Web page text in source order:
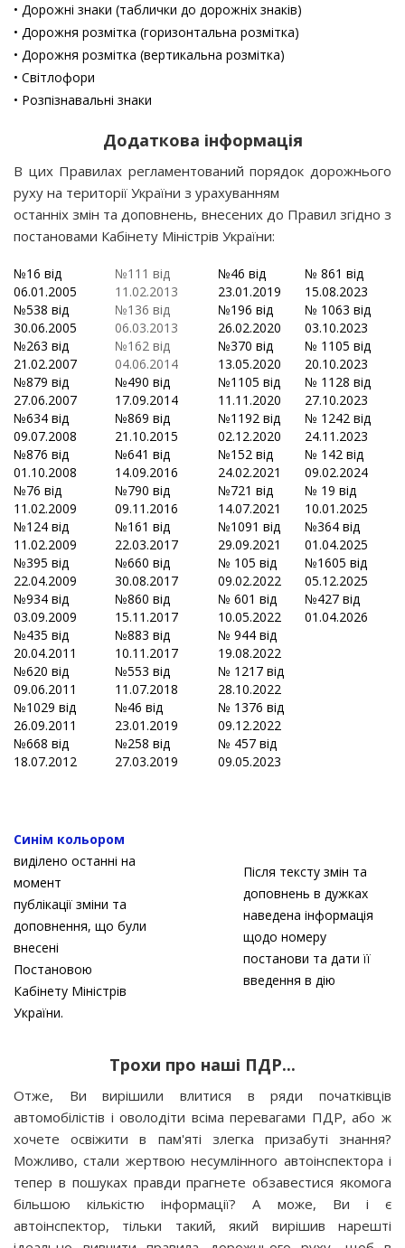
• Дорожні знаки (таблички до дорожніх знаків)
• Дорожня розмітка (горизонтальна розмітка)
• Дорожня розмітка (вертикальна розмітка)
• Світлофори
• Розпізнавальні знаки
Додаткова інформація
В цих Правилах регламентований порядок дорожнього
руху на території України з урахуванням
останніх змін та доповнень, внесених до Правил згідно з
постановами Кабінету Міністрів України:
№16 від
06.01.2005
№111 від
11.02.2013
№46 від
23.01.2019
№ 861 від
15.08.2023
№538 від
30.06.2005
№136 від
06.03.2013
№196 від
26.02.2020
№ 1063 від
03.10.2023
№263 від
21.02.2007
№162 від
04.06.2014
№370 від
13.05.2020
№ 1105 від
20.10.2023
№879 від
27.06.2007
№490 від
17.09.2014
№1105 від
11.11.2020
№ 1128 від
27.10.2023
№634 від
09.07.2008
№869 від
21.10.2015
№1192 від
02.12.2020
№ 1242 від
24.11.2023
№876 від
01.10.2008
№641 від
14.09.2016
№152 від
24.02.2021
№ 142 від
09.02.2024
№76 від
11.02.2009
№790 від
09.11.2016
№721 від
14.07.2021
№ 19 від
10.01.2025
№124 від
11.02.2009
№161 від
22.03.2017
№1091 від
29.09.2021
№364 від
01.04.2025
№395 від
22.04.2009
№660 від
30.08.2017
№ 105 від
09.02.2022
№1605 від
05.12.2025
№934 від
03.09.2009
№860 від
15.11.2017
№ 601 від
10.05.2022
№427 від
01.04.2026
№435 від
20.04.2011
№883 від
10.11.2017
№ 944 від
19.08.2022
№620 від
09.06.2011
№553 від
11.07.2018
№ 1217 від
28.10.2022
№1029 від
26.09.2011
№46 від
23.01.2019
№ 1376 від
09.12.2022
№668 від
18.07.2012
№258 від
27.03.2019
№ 457 від
09.05.2023
Синім кольором
виділено останні на
момент
публікації зміни та
доповнення, що були
внесені
Постановою
Кабінету Міністрів
України.
Після тексту змін та
доповнень в дужках
наведена інформація
щодо номеру
постанови та дати її
введення в дію
Трохи про наші ПДР...
Отже, Ви вирішили влитися в ряди початківців
автомобілістів і оволодіти всіма перевагами ПДР, або ж
хочете освіжити в пам'яті злегка призабуті знання?
Можливо, стали жертвою несумлінного автоінспектора і
тепер в пошуках правди прагнете обзавестися якомога
більшою кількістю інформації? А може, Ви і є
автоінспектор, тільки такий, який вирішив нарешті